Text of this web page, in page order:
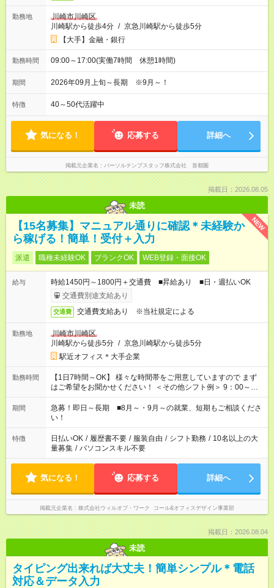
勤務地
川崎市川崎区
川崎駅から徒歩4分 / 京急川崎駅から徒歩5分
【大手】金融・銀行
勤務時間 09:00～17:00(実働7時間 休憩1時間)
期間 2026年09月上旬～長期 ※9月～！
特徴 40～50代活躍中
気になる！ 応募する 詳細へ
掲載元企業名 パーソルテンプスタッフ株式会社 首都圏
掲載日：2026.08.05
未読
NEW
【15名募集】マニュアル通りに確認＊未経験か
ら稼げる！簡単！受付＋入力
派遣 職種未経験OK ブランクOK WEB登録・面接OK
給与
時給1450円～1800円＋交通費 ■昇給あり ■日・週払いOK
交通費別途支給あり
交通費 交通費支給あり ※当社規定による
勤務地
川崎市川崎区
川崎駅から徒歩5分 / 京急川崎駅から徒歩5分
駅近オフィス＊大手企業
勤務時間
【1日7時間～OK】 様々な時間帯をご用意していますので まず
はご希望をお聞かせください！ ＜その他シフト例＞ 9：00～
17：00 11：00～20：00 などなど！その他のお時間もOKです！
期間
急募！即日～長期 ■8月～・9月～の就業、短期もご相談くださ
い！
特徴 日払いOK / 履歴書不要 / 服装自由 / シフト勤務 / 10名以上の大
量募集 / パソコンスキル不要
気になる！ 応募する 詳細へ
掲載元企業名 株式会社ウィルオブ・ワーク コール&オフィスデザイン事業部
掲載日：2026.08.04
未読
タイピング出来れば大丈夫！簡単シンプル＊電話
対応＆データ入力